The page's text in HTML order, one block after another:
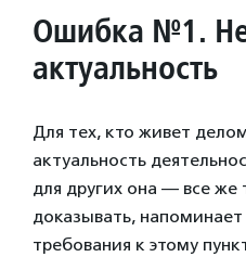
Ошибка №1.
актуальность
Для тех, кто живет
актуальность
для других она — все
доказывать,
требования к этому